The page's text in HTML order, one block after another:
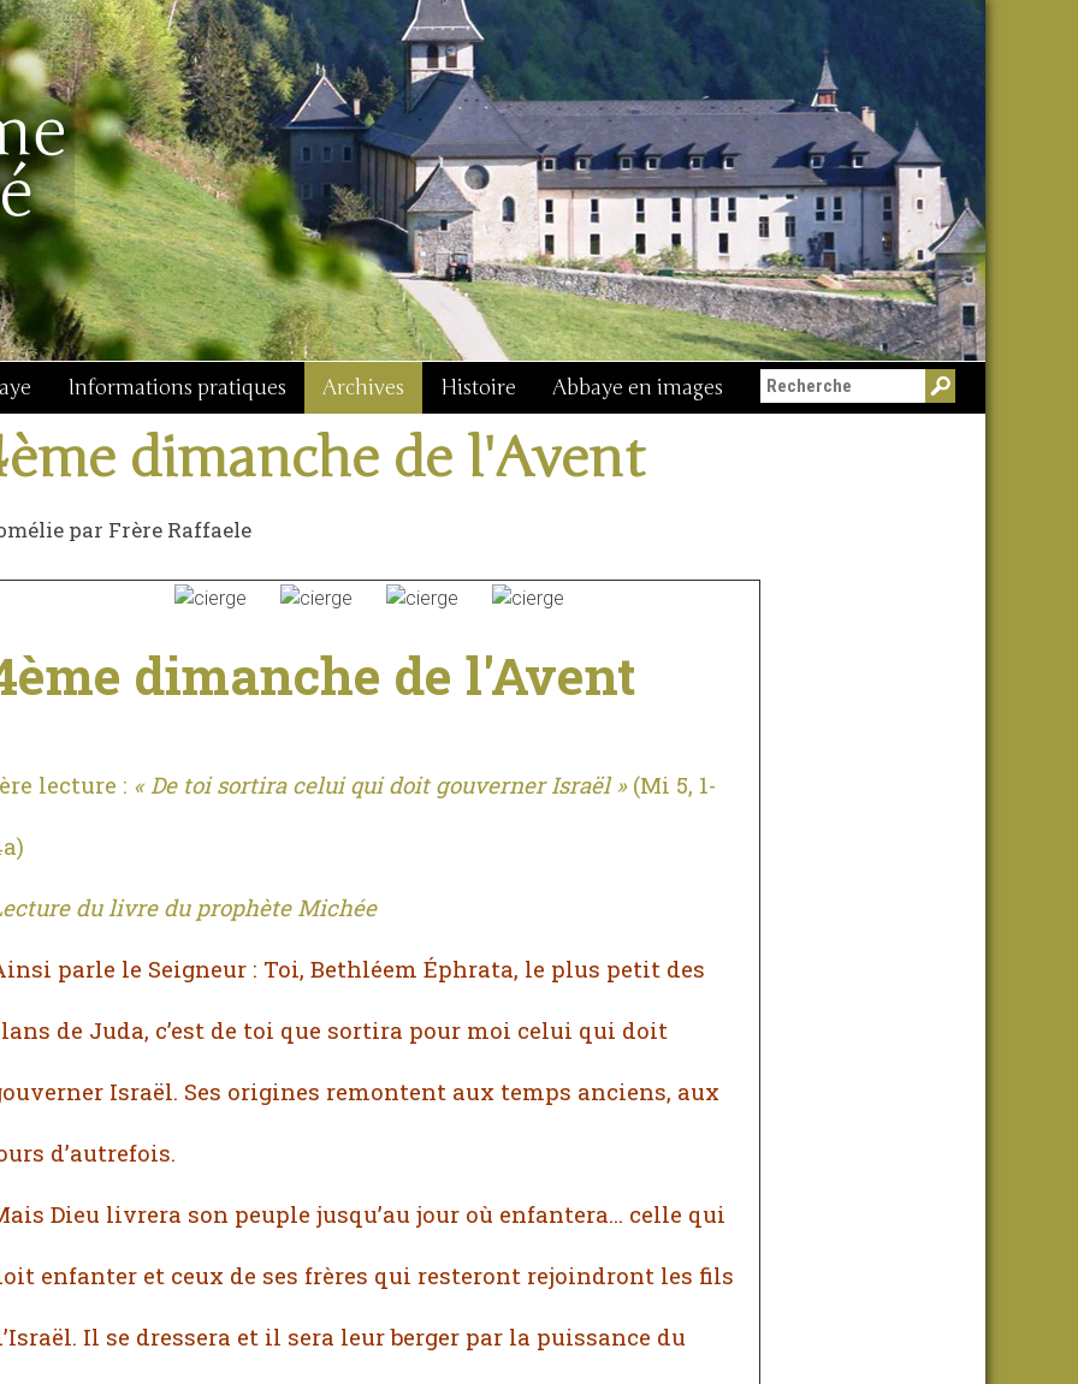
Informations pratiques Archives Histoire Abbaye en images Messe du 15 août
dimanche de l'Avent
par Frère Raffaele
dimanche de l'Avent
lecture : « De toi sortira celui qui doit gouverner Israël »(Mi 5, 1-
du livre du prophète Michée
parle le Seigneur : Toi, Bethléem Éphrata, le plus petit des
de Juda, c’est de toi que sortira pour moi celui qui doit
Israël. Ses origines remontent aux temps anciens, aux
d’autrefois.
Dieu livrera son peuple jusqu’au jour où enfantera... celle qui
enfanter et ceux de ses frères qui resteront rejoindront les fils
Il se dressera et il sera leur berger par la puissance du